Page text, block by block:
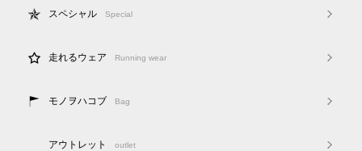
スペシャル Special
走れるウェア Running wear
モノヲハコブ Bag
アウトレット outlet